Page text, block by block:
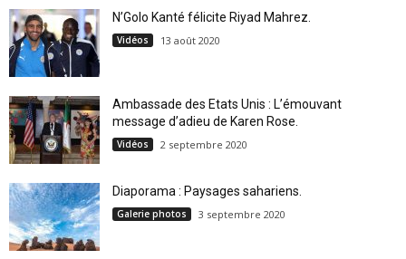
N’Golo Kanté félicite Riyad Mahrez.
Vidéos 13 août 2020
Ambassade des Etats Unis : L’émouvant
message d’adieu de Karen Rose.
Vidéos 2 septembre 2020
Diaporama : Paysages sahariens.
Galerie photos 3 septembre 2020